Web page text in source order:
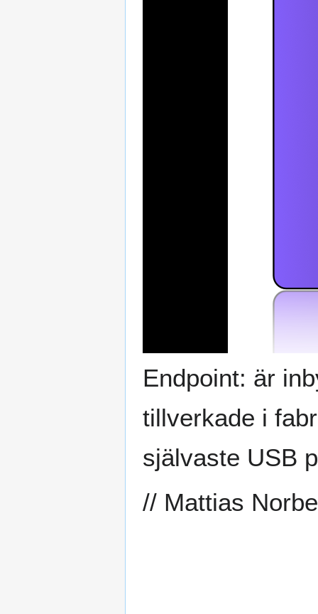
Endpoint: är
tillverkade i
självaste USB
// Mattias